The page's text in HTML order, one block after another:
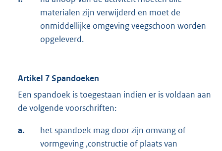
materialen zijn verwijderd en moet de
onmiddellijke omgeving veegschoon worden
opgeleverd.
Artikel 7 Spandoeken
Een spandoek is toegestaan indien er is voldaan aan
de volgende voorschriften:
a.
het spandoek mag door zijn omvang of
vormgeving ,constructie of plaats van